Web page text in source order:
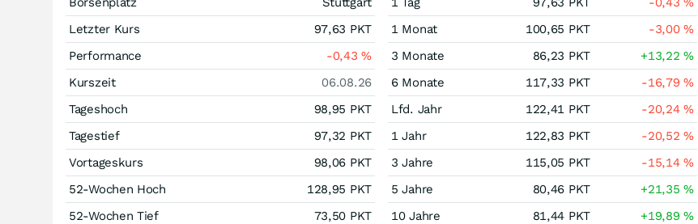
Letzter Kurs
97,63 PKT
Performance
-0,43%
Kurszeit
06.08.26
Tageshoch
98,95 PKT
Tagestief
97,32 PKT
Vortageskurs
98,06 PKT
52-Wochen Hoch
128,95 PKT
52-Wochen Tief
73,50 PKT
1 Monat
100,65 PKT -3,00%
3 Monate
86,23 PKT +13,22%
6 Monate
117,33 PKT -16,79%
Lfd. Jahr
122,41 PKT -20,24%
1 Jahr
122,83 PKT -20,52%
3 Jahre
115,05 PKT -15,14%
5 Jahre
80,46 PKT +21,35%
10 Jahre
81,44 PKT +19,89%